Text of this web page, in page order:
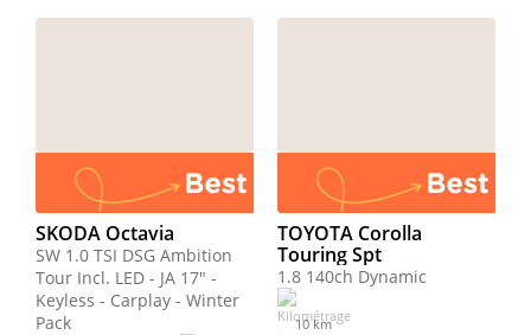
SKODA Octavia
SW 1.0 TSI DSG Ambition
Tour Incl. LED - JA 17" -
Keyless - Carplay - Winter
Pack
TOYOTA Corolla
Touring Spt
1.8 140ch Dynamic
10 km